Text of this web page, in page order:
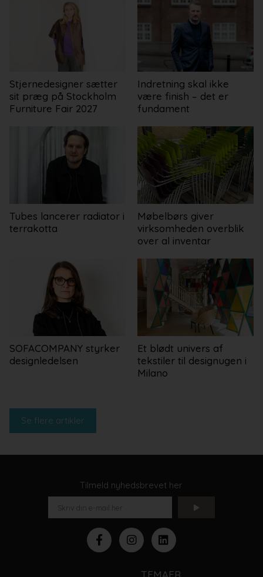
Stjernedesigner sætter
sit præg på Stockholm
Furniture Fair 2027
Indretning skal ikke
være finish – det er
fundament
Tubes lancerer radiator i
terrakotta
Møbelbørs giver
virksomheden overblik
over al inventar
SOFACOMPANY styrker
designledelsen
Et blødt univers af
tekstiler til designugen i
Milano
Se flere artikler
Tilmeld nyhedsbrevet her
TEMAER